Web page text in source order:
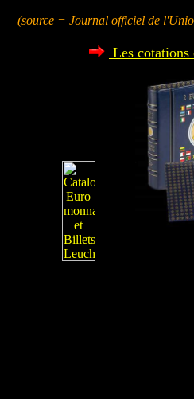
(source = Journal officiel de
Les